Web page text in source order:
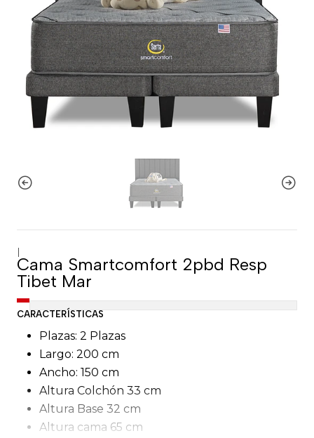
|
Cama Smartcomfort 2pbd Resp
Tibet Mar
CARACTERÍSTICAS
Plazas: 2 Plazas
Largo: 200 cm
Ancho: 150 cm
Altura Colchón 33 cm
Altura Base 32 cm
Altura cama 65 cm